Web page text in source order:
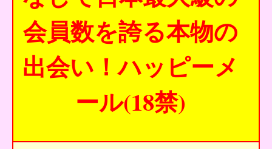
会員数を誇る本物の
出会い！ハッピーメ
ール(18禁)